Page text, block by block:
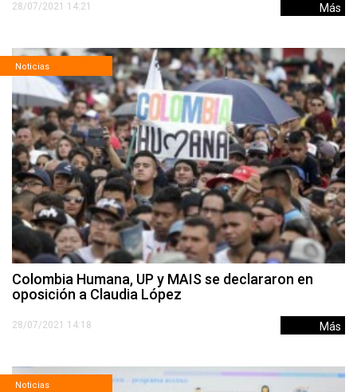
28/07/2021 14:21 Más
Noticias
Colombia Humana, UP y MAIS se declararon en
oposición a Claudia López
28/07/2021 14:18 Más
Noticias